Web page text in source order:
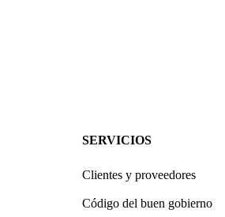
SERVICIOS
Clientes y proveedores
Código del buen gobierno